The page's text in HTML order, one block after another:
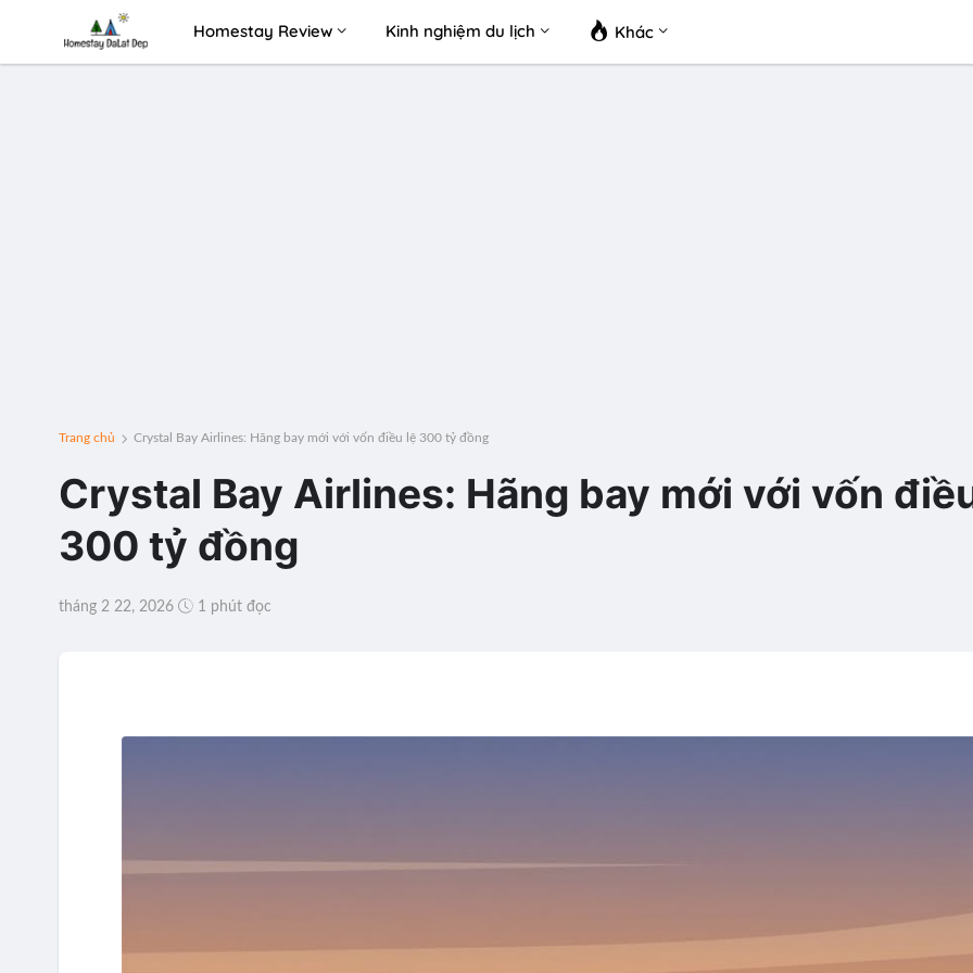
Homestay Review Kinh nghiệm du lịch Khác
Trang chủ Crystal Bay Airlines: Hãng bay mới với vốn điều lệ 300 tỷ đồng
Crystal Bay Airlines: Hãng bay mới với vốn
300 tỷ đồng
tháng 2 22, 2026 1 phút đọc